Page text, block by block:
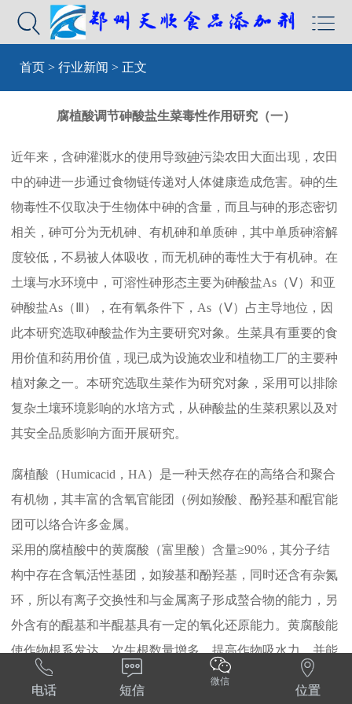


首页 > 行业新闻 > 正文
腐植酸调节砷酸盐生菜毒性作用研究（一）
近年来，含砷灌溉水的使用导致砷污染农田大面出现，农田
中的砷进一步通过食物链传递对人体健康造成危害。砷的生
物毒性不仅取决于生物体中砷的含量，而且与砷的形态密切
相关，砷可分为无机砷、有机砷和单质砷，其中单质砷溶解
度较低，不易被人体吸收，而无机砷的毒性大于有机砷。在
土壤与水环境中，可溶性砷形态主要为砷酸盐As（Ⅴ）和亚
砷酸盐As（Ⅲ），在有氧条件下，As（Ⅴ）占主导地位，因
此本研究选取砷酸盐作为主要研究对象。生菜具有重要的食
用价值和药用价值，现已成为设施农业和植物工厂的主要种
植对象之一。本研究选取生菜作为研究对象，采用可以排除
复杂土壤环境影响的水培方式，从砷酸盐的生菜积累以及对
其安全品质影响方面开展研究。
腐植酸（Humicacid，HA）是一种天然存在的高络合和聚合
有机物，其丰富的含氧官能团（例如羧酸、酚羟基和醌官能
团可以络合许多金属。
采用的腐植酸中的黄腐酸（富里酸）含量≥90%，其分子结
构中存在含氧活性基团，如羧基和酚羟基，同时还含有杂氮
环，所以有离子交换性和与金属离子形成螯合物的能力，另
外含有的醌基和半醌基具有一定的氧化还原能力。黄腐酸能
使作物根系发达，次生根数量增多，提高作物吸水力，并能
降低叶面蒸腾作用，提高叶绿素含量，促进光合作用。此
外，腐植酸还可以提高植物肥力，改善植物生长。因此，本

电话

短信
微信

位置